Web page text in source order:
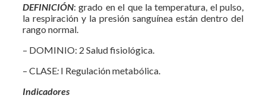
DEFINICIÓN: grado en el que la temperatura, el pulso,
la respiración y la presión sanguínea están dentro del
rango normal.
– DOMINIO: 2 Salud fisiológica.
– CLASE: I Regulación metabólica.
Indicadores